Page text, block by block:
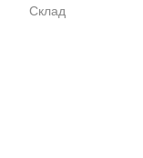
Склад